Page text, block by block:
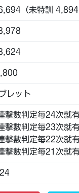
（未特訓 4,894
レット
擊數判定每24次就
擊數判定每23次就
擊數判定每22次就
擊數判定每21次就